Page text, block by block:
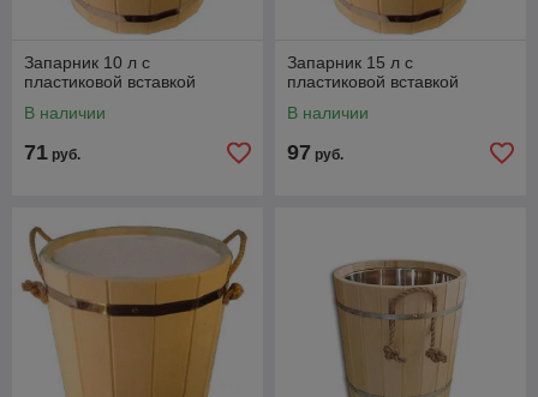
Запарник 10 л с
пластиковой вставкой
В наличии
71 руб.
Запарник 15 л с
пластиковой вставкой
В наличии
97 руб.